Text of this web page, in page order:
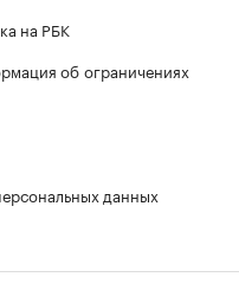
на РБК
об ограничениях
данных